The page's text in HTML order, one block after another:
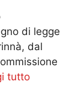
di legge
dal
tutto